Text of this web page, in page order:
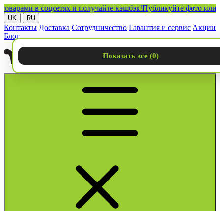
в соцсетях и получайте кэшбэк!Публикуйте фото или
UK RU
Контакты Доставка Сотрудничество Гарантия и сервис Акции
Блог
Показать все (0)